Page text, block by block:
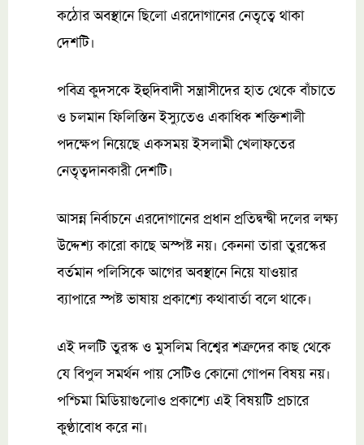
কঠোর অবস্থানে ছিলো এরদোগানের নেতৃত্বে থাকা
দেশটি।
পবিত্র কুদসকে ইহুদিবাদী সন্ত্রাসীদের হাত থেকে বাঁচাতে
ও চলমান ফিলিস্তিন ইস্যুতেও একাধিক শক্তিশালী
পদক্ষেপ নিয়েছে একসময় ইসলামী খেলাফতের
নেতৃত্বদানকারী দেশটি।
আসন্ন নির্বাচনে এরদোগানের প্রধান প্রতিদ্বন্দ্বী দলের লক্ষ্য
উদ্দেশ্য কারো কাছে অস্পষ্ট নয়। কেননা তারা তুরস্কের
বর্তমান পলিসিকে আগের অবস্থানে নিয়ে যাওয়ার
ব্যাপারে স্পষ্ট ভাষায় প্রকাশ্যে কথাবার্তা বলে থাকে।
এই দলটি তুরস্ক ও মুসলিম বিশ্বের শত্রুদের কাছ থেকে
যে বিপুল সমর্থন পায় সেটিও কোনো গোপন বিষয় নয়।
পশ্চিমা মিডিয়াগুলোও প্রকাশ্যে এই বিষয়টি প্রচারে
কুণ্ঠাবোধ করে না।